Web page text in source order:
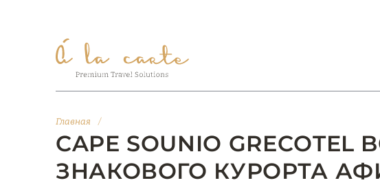
Главная /
CAPE SOUNIO
ЗНАКОВОГО КУРОРТА